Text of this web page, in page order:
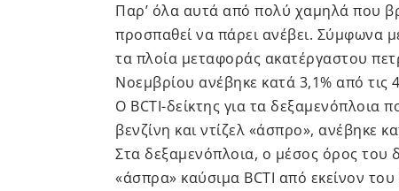
Παρ’ όλα αυτά από πολύ χαμηλά που
προσπαθεί να πάρει ανέβει. Σύμφωνα
τα πλοία μεταφοράς ακατέργαστου
Νοεμβρίου ανέβηκε κατά 3,1% από τις
Ο BCTI-δείκτης για τα δεξαμενόπλοια
βενζίνη και ντίζελ «άσπρο», ανέβηκε
Στα δεξαμενόπλοια, ο μέσος όρος του
«άσπρα» καύσιμα BCTI από εκείνον